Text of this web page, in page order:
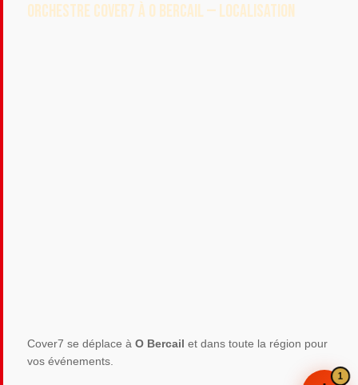
ORCHESTRE COVER7 À O BERCAIL — LOCALISATION
Cover7 se déplace à O Bercail et dans toute la région pour
vos événements.